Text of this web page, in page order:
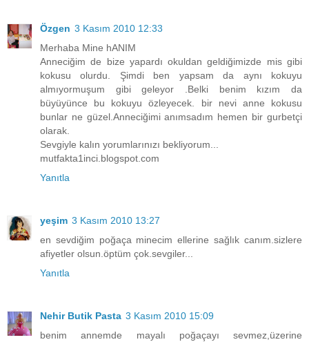
Özgen 3 Kasım 2010 12:33
Merhaba Mine hANIM
Anneciğim de bize yapardı okuldan geldiğimizde mis gibi
kokusu olurdu. Şimdi ben yapsam da aynı kokuyu
almıyormuşum gibi geleyor .Belki benim kızım da
büyüyünce bu kokuyu özleyecek. bir nevi anne kokusu
bunlar ne güzel.Anneciğimi anımsadım hemen bir gurbetçi
olarak.
Sevgiyle kalın yorumlarınızı bekliyorum...
mutfakta1inci.blogspot.com
Yanıtla
yeşim 3 Kasım 2010 13:27
en sevdiğim poğaça minecim ellerine sağlık canım.sizlere
afiyetler olsun.öptüm çok.sevgiler...
Yanıtla
Nehir Butik Pasta 3 Kasım 2010 15:09
benim annemde mayalı poğaçayı sevmez,üzerine